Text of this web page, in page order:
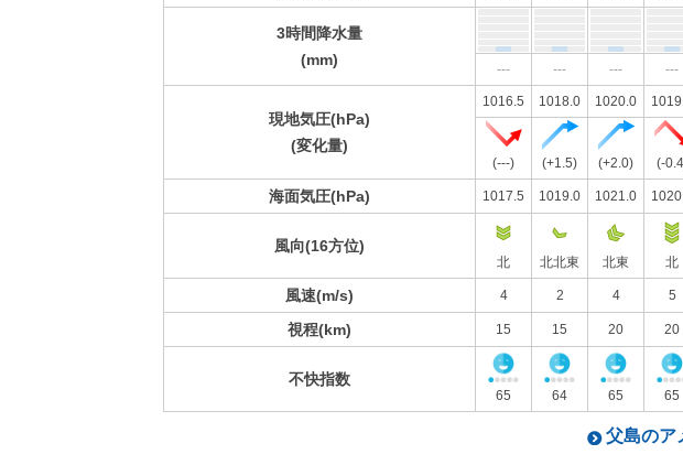
3時間降水量
(mm)
--- --- --- ---
現地気圧(hPa)
(変化量)
1016.5 1018.0 1020.0
(---) (+1.5) (+2.0) (-
海面気圧(hPa) 1017.5 1019.0 1021.0
風向(16方位)
北 北北東 北東 北
風速(m/s) 4 2 4 5
視程(km) 15 15 20 20
不快指数
65 64 65 65
父島のア